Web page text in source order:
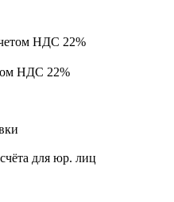
НДС 22%
НДС 22%
для юр. лиц